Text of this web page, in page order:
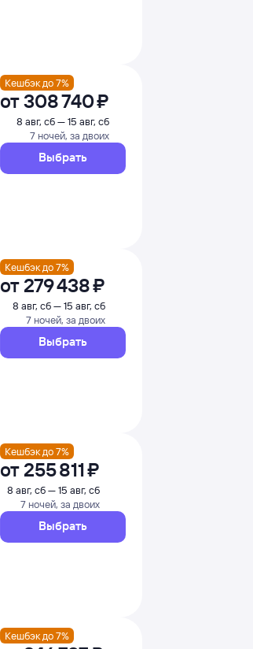
Кешбэк до 7%
от308 ⁠740 ⁠₽
8 авг, сб — 15 авг, сб
7 ночей, за двоих
Выбрать
Кешбэк до 7%
от 279 ⁠438 ⁠₽
8 авг, сб — 15 авг, сб
7 ночей, за двоих
Выбрать
Кешбэк до 7%
от 255 ⁠811 ⁠₽
8 авг, сб — 15 авг, сб
7 ночей, за двоих
Выбрать
Кешбэк до 7%